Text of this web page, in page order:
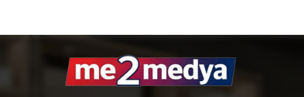
ürün
seçilebilir
ürün
seçilebilir